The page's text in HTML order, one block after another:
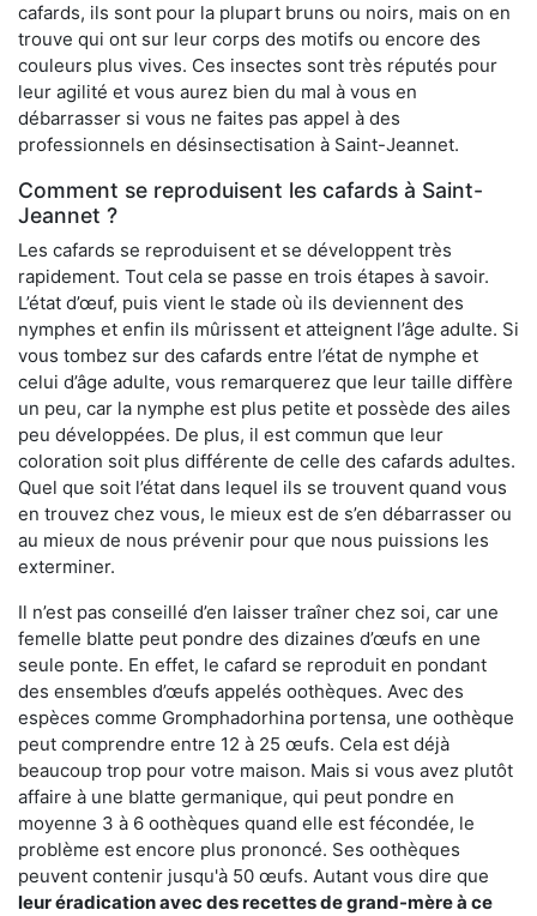
cafards, ils sont pour la plupart bruns ou noirs, mais on en
trouve qui ont sur leur corps des motifs ou encore des
couleurs plus vives. Ces insectes sont très réputés pour
leur agilité et vous aurez bien du mal à vous en
débarrasser si vous ne faites pas appel à des
professionnels en désinsectisation à Saint-Jeannet.
Comment se reproduisent les cafards à Saint-
Jeannet ?
Les cafards se reproduisent et se développent très
rapidement. Tout cela se passe en trois étapes à savoir.
L’état d’œuf, puis vient le stade où ils deviennent des
nymphes et enfin ils mûrissent et atteignent l’âge adulte. Si
vous tombez sur des cafards entre l’état de nymphe et
celui d’âge adulte, vous remarquerez que leur taille diffère
un peu, car la nymphe est plus petite et possède des ailes
peu développées. De plus, il est commun que leur
coloration soit plus différente de celle des cafards adultes.
Quel que soit l’état dans lequel ils se trouvent quand vous
en trouvez chez vous, le mieux est de s’en débarrasser ou
au mieux de nous prévenir pour que nous puissions les
exterminer.
Il n’est pas conseillé d’en laisser traîner chez soi, car une
femelle blatte peut pondre des dizaines d’œufs en une
seule ponte. En effet, le cafard se reproduit en pondant
des ensembles d’œufs appelés oothèques. Avec des
espèces comme Gromphadorhina portensa, une oothèque
peut comprendre entre 12 à 25 œufs. Cela est déjà
beaucoup trop pour votre maison. Mais si vous avez plutôt
affaire à une blatte germanique, qui peut pondre en
moyenne 3 à 6 oothèques quand elle est fécondée, le
problème est encore plus prononcé. Ses oothèques
peuvent contenir jusqu'à 50 œufs. Autant vous dire que
leur éradication avec des recettes de grand-mère à ce